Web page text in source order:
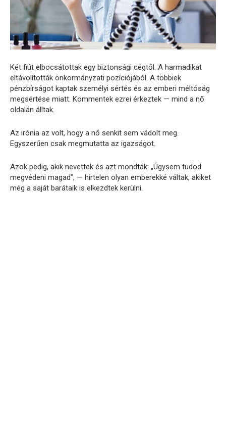
Két fiút elbocsátottak egy biztonsági cégtől. A harmadikat
eltávolították önkormányzati pozíciójából. A többiek
pénzbírságot kaptak személyi sértés és az emberi méltóság
megsértése miatt. Kommentek ezrei érkeztek — mind a nő
oldalán álltak.
Az irónia az volt, hogy a nő senkit sem vádolt meg.
Egyszerűen csak megmutatta az igazságot.
Azok pedig, akik nevettek és azt mondták: „Úgysem tudod
megvédeni magad”, — hirtelen olyan emberekké váltak, akiket
még a saját barátaik is elkezdtek kerülni.